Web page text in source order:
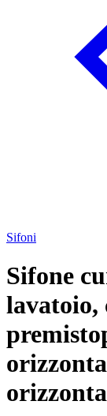
Sifoni
Sifone
lavatoio,